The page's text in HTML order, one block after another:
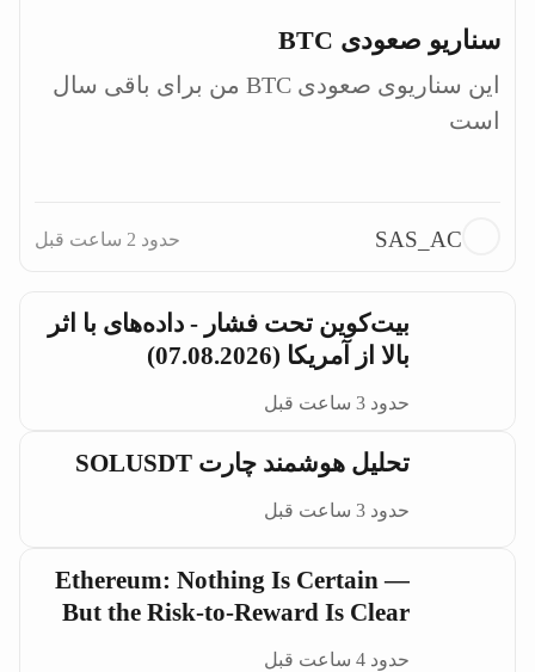
سناریو صعودی BTC
است
SAS_AC حدود 2 ساعت قبل
بیت‌کوین تحت فشار - داده‌های با اثر
بالا از آمریکا (07.08.2026)
حدود 3 ساعت قبل
تحلیل هوشمند چارت SOLUSDT
حدود 3 ساعت قبل
Ethereum: Nothing Is Certain —
But the Risk-to-Reward Is Clear
حدود 4 ساعت قبل